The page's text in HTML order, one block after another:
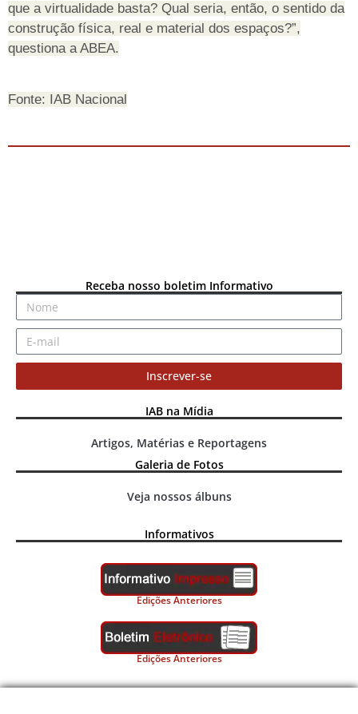
que a virtualidade basta? Qual seria, então, o sentido da
construção física, real e material dos espaços?”,
questiona a ABEA.
Fonte: IAB Nacional
Receba nosso boletim Informativo
Inscrever-se
IAB na Mídia
Artigos, Matérias e Reportagens
Galeria de Fotos
Veja nossos álbuns
Informativos
Edições Anteriores
Edições Anteriores